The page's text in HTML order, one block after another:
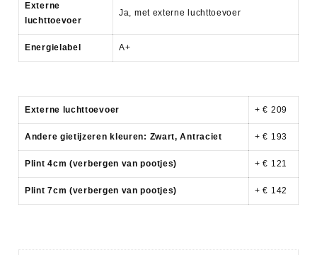
Externe
luchttoevoer
Ja, met externe luchttoevoer
Energielabel A+
Externe luchttoevoer + € 209
Andere gietijzeren kleuren: Zwart, Antraciet + € 193
Plint 4cm (verbergen van pootjes) + € 121
Plint 7cm (verbergen van pootjes) + € 142